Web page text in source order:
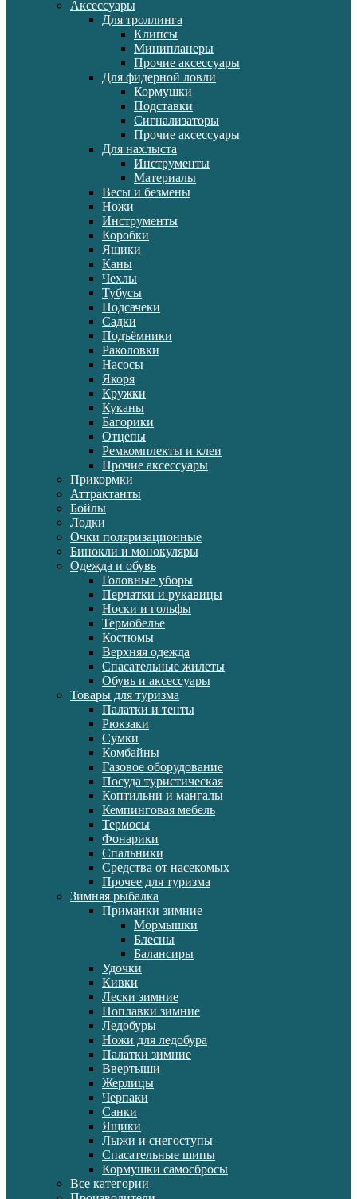
Аксессуары
Для троллинга
Клипсы
Минипланеры
Прочие аксессуары
Для фидерной ловли
Кормушки
Подставки
Сигнализаторы
Прочие аксессуары
Для нахлыста
Инструменты
Материалы
Весы и безмены
Ножи
Инструменты
Коробки
Ящики
Каны
Чехлы
Тубусы
Подсачеки
Садки
Подъёмники
Раколовки
Насосы
Якоря
Кружки
Куканы
Багорики
Отцепы
Ремкомплекты и клеи
Прочие аксессуары
Прикормки
Аттрактанты
Бойлы
Лодки
Очки поляризационные
Бинокли и монокуляры
Одежда и обувь
Головные уборы
Перчатки и рукавицы
Носки и гольфы
Термобелье
Костюмы
Верхняя одежда
Спасательные жилеты
Обувь и аксессуары
Товары для туризма
Палатки и тенты
Рюкзаки
Сумки
Комбайны
Газовое оборудование
Посуда туристическая
Коптильни и мангалы
Кемпинговая мебель
Термосы
Фонарики
Спальники
Средства от насекомых
Прочее для туризма
Зимняя рыбалка
Приманки зимние
Мормышки
Блесны
Балансиры
Удочки
Кивки
Лески зимние
Поплавки зимние
Ледобуры
Ножи для ледобура
Палатки зимние
Ввертыши
Жерлицы
Черпаки
Санки
Ящики
Лыжи и снегоступы
Спасательные шипы
Кормушки самосбросы
Все категории